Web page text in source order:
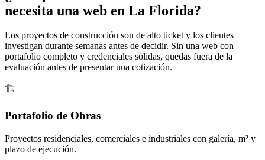
necesita una web en La Florida?
Los proyectos de construcción son de alto ticket y los clientes
investigan durante semanas antes de decidir. Sin una web con
portafolio completo y credenciales sólidas, quedas fuera de la
evaluación antes de presentar una cotización.
🏗️
Portafolio de Obras
Proyectos residenciales, comerciales e industriales con galería, m² y
plazo de ejecución.